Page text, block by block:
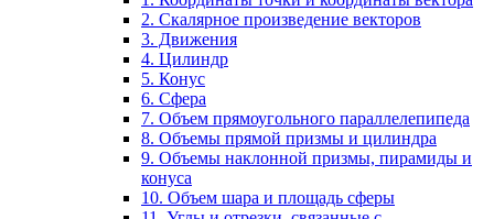
2. Скалярное произведение векторов
3. Движения
4. Цилиндр
5. Конус
6. Сфера
7. Объем прямоугольного параллелепипеда
8. Объемы прямой призмы и цилиндра
9. Объемы наклонной призмы, пирамиды и
конуса
10. Объем шара и площадь сферы